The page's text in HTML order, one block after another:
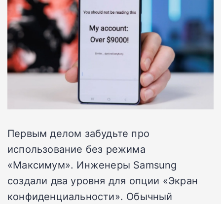
Первым делом забудьте про
использование без режима
«Максимум». Инженеры Samsung
создали два уровня для опции «Экран
конфиденциальности». Обычный